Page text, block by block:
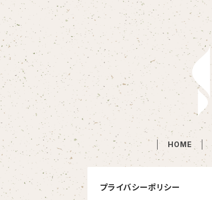
HOME
プライバシーポリシー